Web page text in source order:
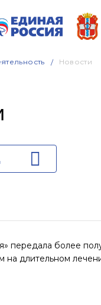
Новости
передала более
на длительном